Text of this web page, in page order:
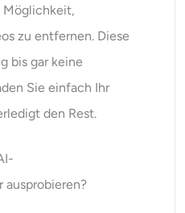
Möglichkeit,
zu entfernen. Diese
bis gar keine
Sie einfach Ihr
den Rest.
ausprobieren?